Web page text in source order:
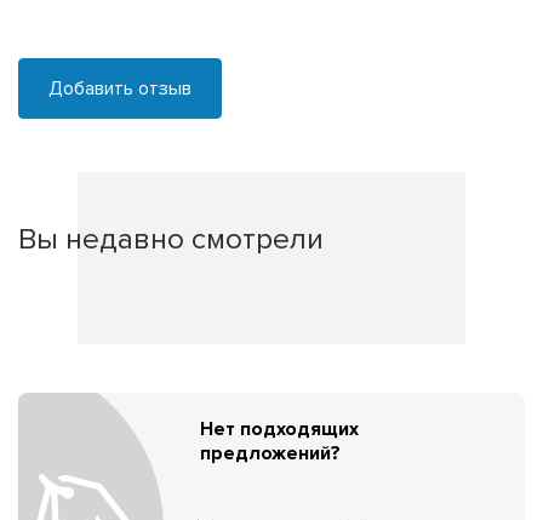
Добавить отзыв
Вы недавно смотрели
Нет подходящих
предложений?